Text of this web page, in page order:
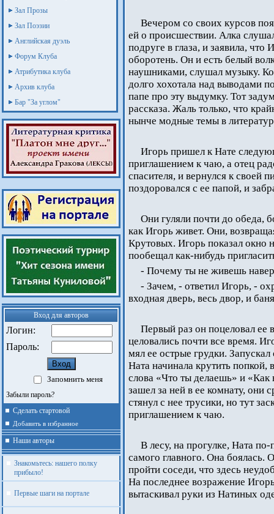
Зал Прозы
Зал Поэзии
Английская дуэль
Форум Клуба
Атрибутика клуба
Архив клуба
Бар "За углом"
Вход для авторов
Логин:
Пароль:
Запомнить меня
Забыли пароль?
Сделать стартовой
Добавить в избранное
Наши авторы
Знакомьтесь: нашего полку
прибыло!
Первые шаги на портале
Вечером со своих курсов
ей о происшествии. Алка
подруге в глаза, и заявила,
оборотень. Он и есть белый
наушниками, слушал музыку.
долго хохотала над выводами
папе про эту выдумку. Тот
рассказа. Жаль только, что
нынче модные темы в
Игорь пришел к Нате
приглашением к чаю, а отец
спасителя, и вернулся к своей
поздоровался с ее папой, и
Они гуляли почти до обеда,
как Игорь живет. Они,
Крутовых. Игорь показал окно
пообещал как-нибудь
- Почему ты не живешь
- Зачем, - ответил Игорь, -
входная дверь, весь двор, и
Первый раз он поцеловал
целовались почти все время.
мял ее острые грудки.
Ната начинала крутить
слова «Что ты делаешь» и «Как
зашел за ней в ее комнату, они
стянул с нее трусики, но тут
приглашением к чаю.
В лесу, на прогулке, Ната
самого главного. Она боялась.
пройти соседи, что здесь
На последнее возражение
вытаскивал руки из Натиных